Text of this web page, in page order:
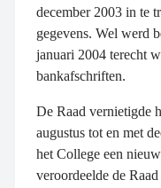
december 2003 in te
gegevens. Wel werd
januari 2004 terecht
bankafschriften.
De Raad vernietigde
augustus tot en met
het College een
veroordeelde de